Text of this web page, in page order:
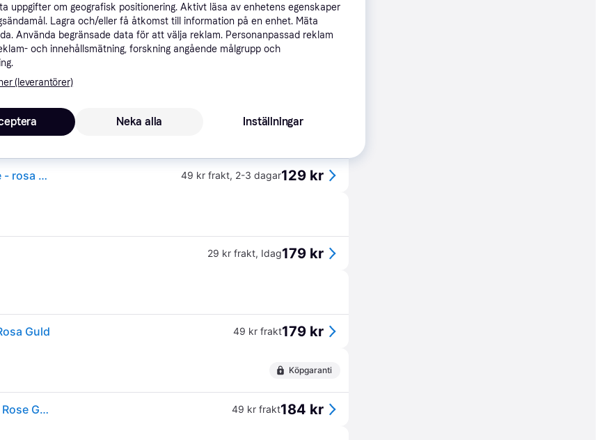
Tech-Protect MMR200 magnethållare/ring med MagSafe - rosa med kristaller 49 kr frakt 2-3 dagar 129 kr
Tech-Protect MMR200 magnethållare/ring med MagSafe - rosa med kristaller 49 kr frakt, 2-3 dagar129 kr
29 kr frakt, Idag179 kr
Guld 49 kr frakt179 kr
Köpgaranti
Tech-Protect MMR200 Magnetisk MagSafe-ringhållare - Rose Gold 49 kr frakt184 kr
uppgifter om geografisk positionering. Aktivt läsa av enhetens egenskaper
Lagra och/eller få åtkomst till information på en enhet. Mäta
Använda begränsade data för att välja reklam. Personanpassad reklam
och innehållsmätning, forskning angående målgrupp och
(leverantörer)
Neka alla Inställningar